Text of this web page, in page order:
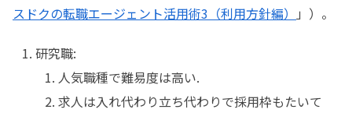
スドクの転職エージェント活用術3（利用方針編）
」）。
研究職:
人気職種で難易度は高い.
求人は入れ代わり立ち代わりで採用枠もたいて